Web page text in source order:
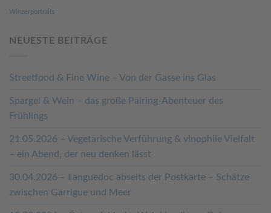
Winzerportraits
NEUESTE BEITRÄGE
Streetfood & Fine Wine – Von der Gasse ins Glas
Spargel & Wein – das große Pairing-Abenteuer des
Frühlings
21.05.2026 – Vegetarische Verführung & vinophile Vielfalt
– ein Abend, der neu denken lässt
30.04.2026 – Languedoc abseits der Postkarte – Schätze
zwischen Garrigue und Meer